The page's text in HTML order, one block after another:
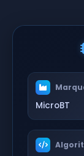
MicroBT